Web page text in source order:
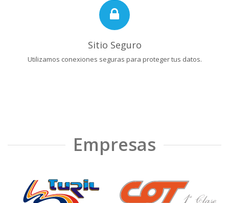
Sitio Seguro
Utilizamos conexiones seguras para proteger tus datos.
Empresas
❮ ❯